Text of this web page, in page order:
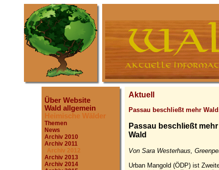
Über Website
Wald allgemein
Heimische Wälder
Themen
News
Archiv 2010
Archiv 2011
Archiv 2012
Archiv 2013
Archiv 2014
Aktuell
Passau beschließt mehr
Passau beschließt
Wald
Von Sara Westerhaus,
Urban Mangold (ÖDP) ist